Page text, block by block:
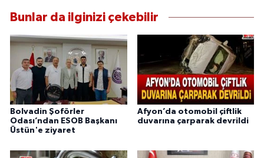
Bunlar da ilginizi çekebilir
Bolvadin Şoförler
Odası’ndan ESOB Başkanı
Üstün'e ziyaret
Afyon’da otomobil çiftlik
duvarına çarparak devrildi